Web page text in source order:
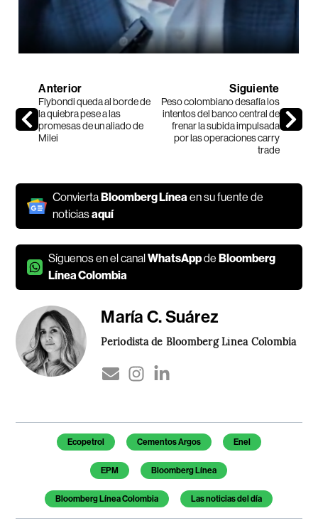
Anterior
Flybondi queda al borde de
la quiebra pese a las
promesas de un aliado de
Milei
Siguiente
Peso colombiano desafía los
intentos del banco central de
frenar la subida impulsada
por las operaciones carry
trade
ConviertaBloomberg Líneaen su fuente de
noticiasaquí
Síguenos en el canalWhatsAppdeBloomberg
Línea Colombia
María C. Suárez
Periodista de Bloomberg Línea Colombia
Temas de este artículo
Ecopetrol Cementos Argos Enel
EPM Bloomberg Línea
Bloomberg Línea Colombia Las noticias del día